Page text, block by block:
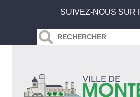
SUIVEZ-NOUS SUR